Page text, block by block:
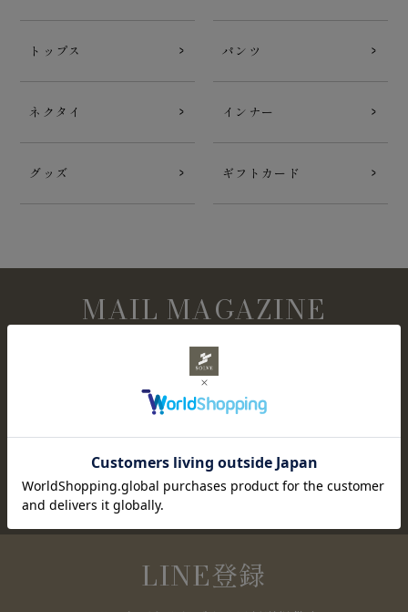
トップス パンツ
ネクタイ インナー
グッズ ギフトカード
MAIL MAGAZINE
メールマガジン購読
NEWアイテムやセール情報など、お得な情報を定
期的にお知らせします。
登録ページ
LINE登録